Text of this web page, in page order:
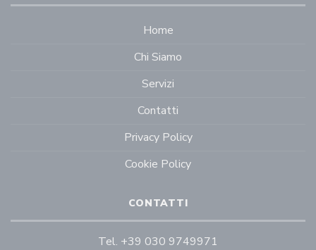
Home
Chi Siamo
Servizi
Contatti
Privacy Policy
Cookie Policy
CONTATTI
Tel. +39 030 9749971